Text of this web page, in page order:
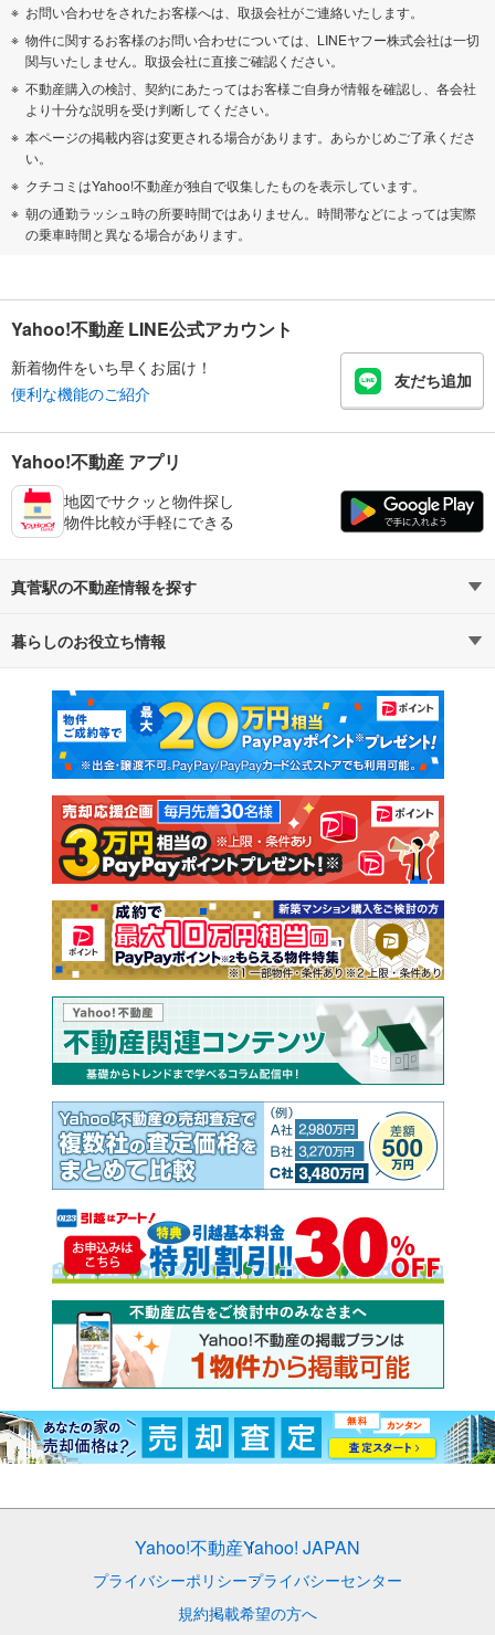
お問い合わせをされたお客様へは、取扱会社がご連絡いたします。
物件に関するお客様のお問い合わせについては、LINEヤフー株式会社は一切
関与いたしません。取扱会社に直接ご確認ください。
不動産購入の検討、契約にあたってはお客様ご自身が情報を確認し、各会社
より十分な説明を受け判断してください。
本ページの掲載内容は変更される場合があります。あらかじめご了承くださ
い。
クチコミはYahoo!不動産が独自で収集したものを表示しています。
朝の通勤ラッシュ時の所要時間ではありません。時間帯などによっては実際
の乗車時間と異なる場合があります。
Yahoo!不動産 LINE公式アカウント
新着物件をいち早くお届け！
便利な機能のご紹介
友だち追加
Yahoo!不動産 アプリ
地図でサクッと物件探し
物件比較が手軽にできる
真菅駅の不動産情報を探す
不動産・住宅
新築マンション 中古マンション
新築一戸建て 中古一戸建て
注文住宅 土地
売却査定
暮らしのお役立ち情報
マンションカタログ 教えて！住まいの先生
Yahoo!不動産Yahoo! JAPAN
プライバシーポリシープライバシーセンター
規約掲載希望の方へ